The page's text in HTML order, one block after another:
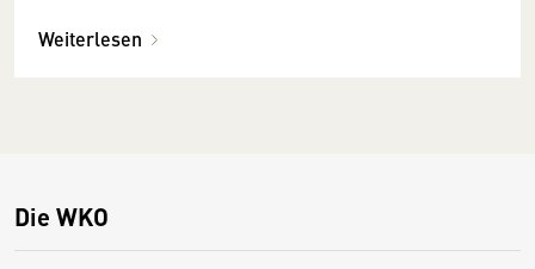
Weiterlesen
Die WKO